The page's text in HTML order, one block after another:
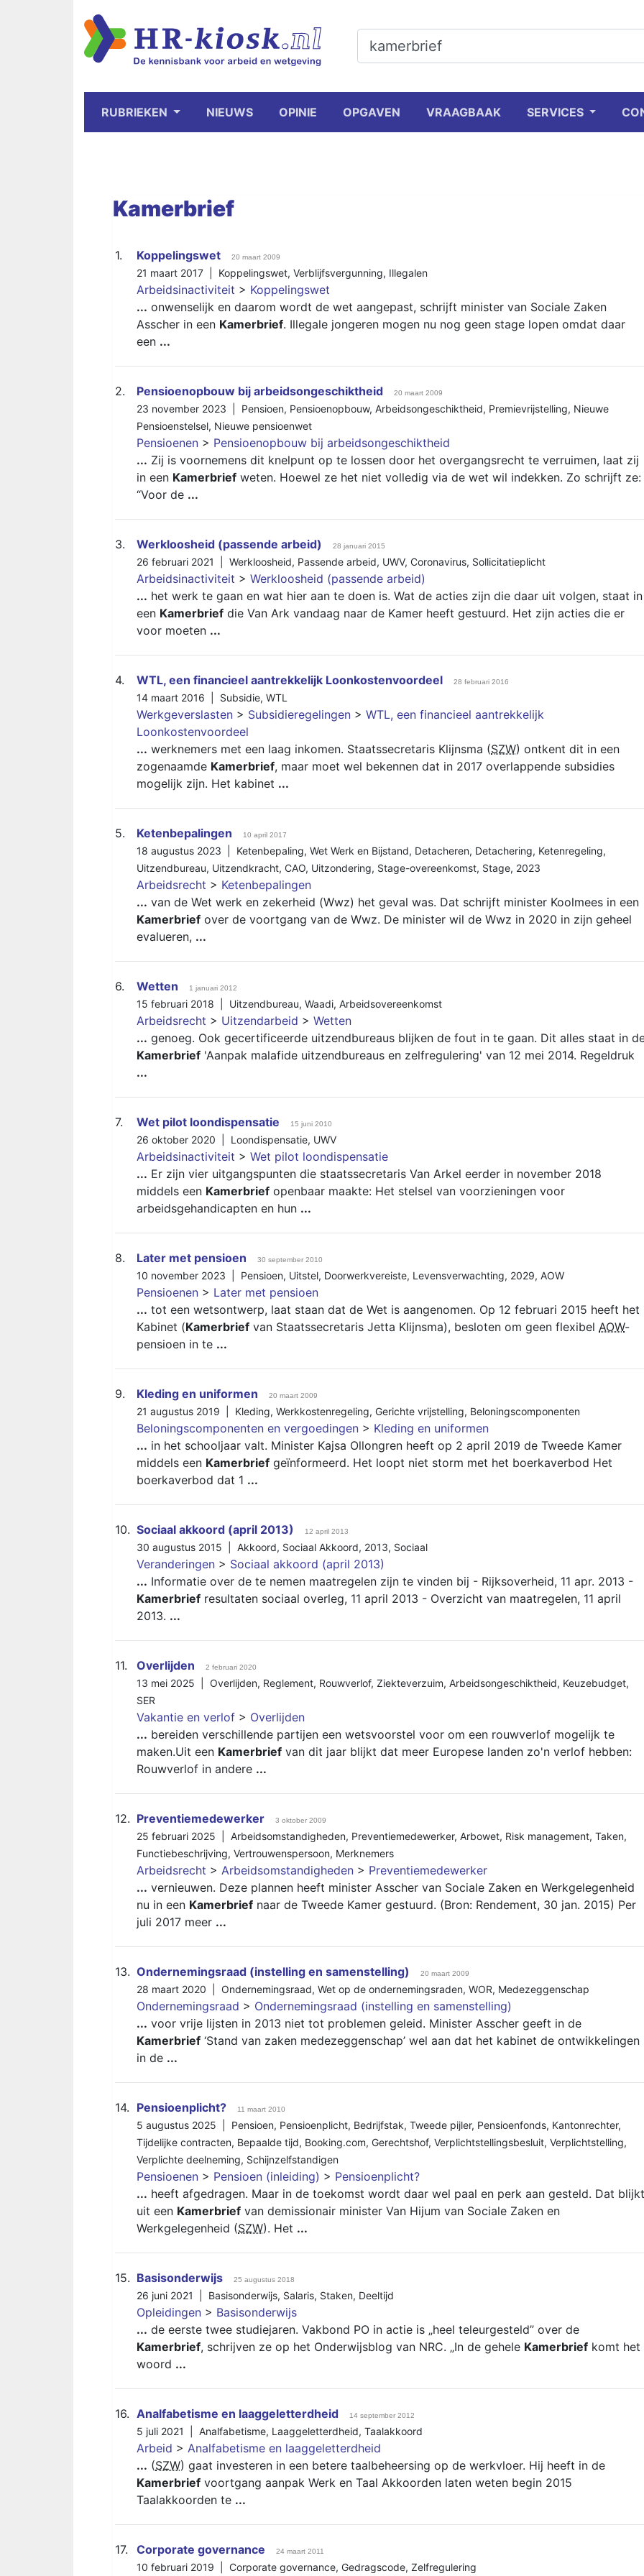
RUBRIEKEN NIEUWS OPINIE OPGAVEN VRAAGBAAK SERVICES
Kamerbrief
1. Koppelingswet 20 maart 2009
21 maart 2017 | Koppelingswet, Verblijfsvergunning, Illegalen
Arbeidsinactiviteit > Koppelingswet
... onwenselijk en daarom wordt de wet aangepast, schrijft minister van Sociale Zaken
Asscher in een Kamerbrief. Illegale jongeren mogen nu nog geen stage lopen omdat daar
een ...
2. Pensioenopbouw bij arbeidsongeschiktheid 20 maart 2009
23 november 2023 | Pensioen, Pensioenopbouw, Arbeidsongeschiktheid, Premievrijstelling, Nieuwe
Pensioenstelsel, Nieuwe pensioenwet
Pensioenen > Pensioenopbouw bij arbeidsongeschiktheid
... Zij is voornemens dit knelpunt op te lossen door het overgangsrecht te verruimen, laat zij
in een Kamerbrief weten. Hoewel ze het niet volledig via de wet wil indekken. Zo schrijft ze:
“Voor de ...
3. Werkloosheid (passende arbeid) 28 januari 2015
26 februari 2021 | Werkloosheid, Passende arbeid, UWV, Coronavirus, Sollicitatieplicht
Arbeidsinactiviteit > Werkloosheid (passende arbeid)
... het werk te gaan en wat hier aan te doen is. Wat de acties zijn die daar uit volgen, staat in
een Kamerbrief die Van Ark vandaag naar de Kamer heeft gestuurd. Het zijn acties die er
voor moeten ...
4. WTL, een financieel aantrekkelijk Loonkostenvoordeel 28 februari 2016
14 maart 2016 | Subsidie, WTL
Werkgeverslasten > Subsidieregelingen > WTL, een financieel aantrekkelijk
Loonkostenvoordeel
... werknemers met een laag inkomen. Staatssecretaris Klijnsma (SZW) ontkent dit in een
zogenaamde Kamerbrief, maar moet wel bekennen dat in 2017 overlappende subsidies
mogelijk zijn. Het kabinet ...
5. Ketenbepalingen 10 april 2017
18 augustus 2023 | Ketenbepaling, Wet Werk en Bijstand, Detacheren, Detachering, Ketenregeling,
Uitzendbureau, Uitzendkracht, CAO, Uitzondering, Stage-overeenkomst, Stage, 2023
Arbeidsrecht > Ketenbepalingen
... van de Wet werk en zekerheid (Wwz) het geval was. Dat schrijft minister Koolmees in een
Kamerbrief over de voortgang van de Wwz. De minister wil de Wwz in 2020 in zijn geheel
evalueren, ...
6. Wetten 1 januari 2012
15 februari 2018 | Uitzendbureau, Waadi, Arbeidsovereenkomst
Arbeidsrecht > Uitzendarbeid > Wetten
... genoeg. Ook gecertificeerde uitzendbureaus blijken de fout in te gaan. Dit alles staat in
Kamerbrief 'Aanpak malafide uitzendbureaus en zelfregulering' van 12 mei 2014. Regeldruk
...
7. Wet pilot loondispensatie 15 juni 2010
26 oktober 2020 | Loondispensatie, UWV
Arbeidsinactiviteit > Wet pilot loondispensatie
... Er zijn vier uitgangspunten die staatssecretaris Van Arkel eerder in november 2018
middels een Kamerbrief openbaar maakte: Het stelsel van voorzieningen voor
arbeidsgehandicapten en hun ...
8. Later met pensioen 30 september 2010
10 november 2023 | Pensioen, Uitstel, Doorwerkvereiste, Levensverwachting, 2029, AOW
Pensioenen > Later met pensioen
... tot een wetsontwerp, laat staan dat de Wet is aangenomen. Op 12 februari 2015 heeft het
Kabinet (Kamerbrief van Staatssecretaris Jetta Klijnsma), besloten om geen flexibel AOW-
pensioen in te ...
9. Kleding en uniformen 20 maart 2009
21 augustus 2019 | Kleding, Werkkostenregeling, Gerichte vrijstelling, Beloningscomponenten
Beloningscomponenten en vergoedingen > Kleding en uniformen
... in het schooljaar valt. Minister Kajsa Ollongren heeft op 2 april 2019 de Tweede Kamer
middels een Kamerbrief geïnformeerd. Het loopt niet storm met het boerkaverbod Het
boerkaverbod dat 1 ...
10. Sociaal akkoord (april 2013) 12 april 2013
30 augustus 2015 | Akkoord, Sociaal Akkoord, 2013, Sociaal
Veranderingen > Sociaal akkoord (april 2013)
... Informatie over de te nemen maatregelen zijn te vinden bij - Rijksoverheid, 11 apr. 2013 -
Kamerbrief resultaten sociaal overleg, 11 april 2013 - Overzicht van maatregelen, 11 april
2013. ...
11. Overlijden 2 februari 2020
13 mei 2025 | Overlijden, Reglement, Rouwverlof, Ziekteverzuim, Arbeidsongeschiktheid, Keuzebudget,
SER
Vakantie en verlof > Overlijden
... bereiden verschillende partijen een wetsvoorstel voor om een rouwverlof mogelijk te
maken.Uit een Kamerbrief van dit jaar blijkt dat meer Europese landen zo'n verlof hebben:
Rouwverlof in andere ...
12. Preventiemedewerker 3 oktober 2009
25 februari 2025 | Arbeidsomstandigheden, Preventiemedewerker, Arbowet, Risk management, Taken,
Functiebeschrijving, Vertrouwenspersoon, Merknemers
Arbeidsrecht > Arbeidsomstandigheden > Preventiemedewerker
... vernieuwen. Deze plannen heeft minister Asscher van Sociale Zaken en Werkgelegenheid
nu in een Kamerbrief naar de Tweede Kamer gestuurd. (Bron: Rendement, 30 jan. 2015) Per
juli 2017 meer ...
13. Ondernemingsraad (instelling en samenstelling) 20 maart 2009
28 maart 2020 | Ondernemingsraad, Wet op de ondernemingsraden, WOR, Medezeggenschap
Ondernemingsraad > Ondernemingsraad (instelling en samenstelling)
... voor vrije lijsten in 2013 niet tot problemen geleid. Minister Asscher geeft in de
Kamerbrief ‘Stand van zaken medezeggenschap’ wel aan dat het kabinet de ontwikkelingen
in de ...
14. Pensioenplicht? 11 maart 2010
5 augustus 2025 | Pensioen, Pensioenplicht, Bedrijfstak, Tweede pijler, Pensioenfonds, Kantonrechter,
Tijdelijke contracten, Bepaalde tijd, Booking.com, Gerechtshof, Verplichtstellingsbesluit, Verplichtstelling,
Verplichte deelneming, Schijnzelfstandigen
Pensioenen > Pensioen (inleiding) > Pensioenplicht?
... heeft afgedragen. Maar in de toekomst wordt daar wel paal en perk aan gesteld. Dat blijkt
uit een Kamerbrief van demissionair minister Van Hijum van Sociale Zaken en
Werkgelegenheid (SZW). Het ...
15. Basisonderwijs 25 augustus 2018
26 juni 2021 | Basisonderwijs, Salaris, Staken, Deeltijd
Opleidingen > Basisonderwijs
... de eerste twee studiejaren. Vakbond PO in actie is „heel teleurgesteld” over de
Kamerbrief, schrijven ze op het Onderwijsblog van NRC. „In de gehele Kamerbrief komt het
woord ...
16. Analfabetisme en laaggeletterdheid 14 september 2012
5 juli 2021 | Analfabetisme, Laaggeletterdheid, Taalakkoord
Arbeid > Analfabetisme en laaggeletterdheid
... (SZW) gaat investeren in een betere taalbeheersing op de werkvloer. Hij heeft in de
Kamerbrief voortgang aanpak Werk en Taal Akkoorden laten weten begin 2015
Taalakkoorden te ...
17. Corporate governance 24 maart 2011
10 februari 2019 | Corporate governance, Gedragscode, Zelfregulering